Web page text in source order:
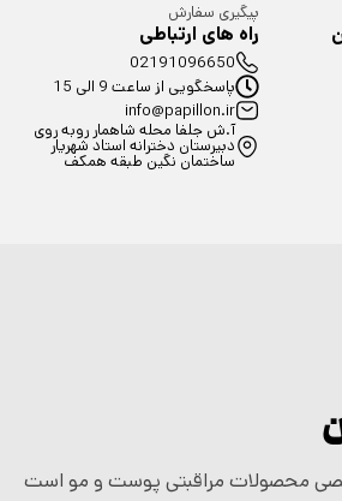
پیگیری سفارش
راه های ارتباطی
02191096650
پاسخگویی از ساعت 9 الی 15
info@papillon.ir
آ.ش جلفا محله شاهمار روبه روی
دبیرستان دخترانه استاد شهریار
ساختمان نگین طبقه همکف
محصولات مراقبتی پوست و مو است